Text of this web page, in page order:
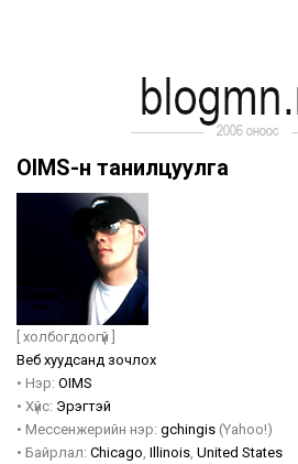
OIMS-н танилцуулга
[ холбогдоогүй ]
Веб хуудсанд зочлох
• Нэр: OIMS
• Хүйс: Эрэгтэй
• Мессенжерийн нэр: gchingis (Yahoo!)
• Байрлал: Chicago, Illinois, United States